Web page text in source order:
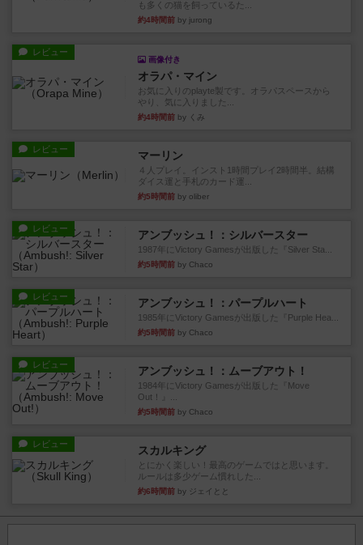
も多くの猫を飼っているた...
約4時間前 by jurong
レビュー
画像付き
オラパ・マイン
お気に入りのplayte製です。オラパスペースから
やり、気に入りました...
約4時間前 by くみ
レビュー マーリン
４人プレイ。インスト1時間プレイ2時間半。結構
ダイス運と手札のカード運...
約5時間前 by oliber
レビュー アンブッシュ！：シルバースター
1987年にVictory Gamesが出版した『Silver Sta...
約5時間前 by Chaco
レビュー アンブッシュ！：パープルハート
1985年にVictory Gamesが出版した『Purple Hea...
約5時間前 by Chaco
レビュー アンブッシュ！：ムーブアウト！
1984年にVictory Gamesが出版した『Move
Out！』...
約5時間前 by Chaco
レビュー スカルキング
とにかく楽しい！最高のゲームではと思います。
ルールは多少ゲーム慣れした...
約6時間前 by ジェイとと